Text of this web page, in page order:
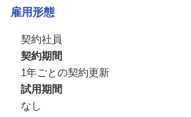
雇用形態
契約社員
契約期間
1年ごとの契約更新
試用期間
なし